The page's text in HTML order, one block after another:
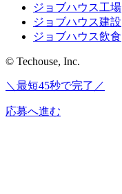
ジョブハウス工場
ジョブハウス建設
ジョブハウス飲食
© Techouse, Inc.
＼最短45秒で完了／
応募へ進む